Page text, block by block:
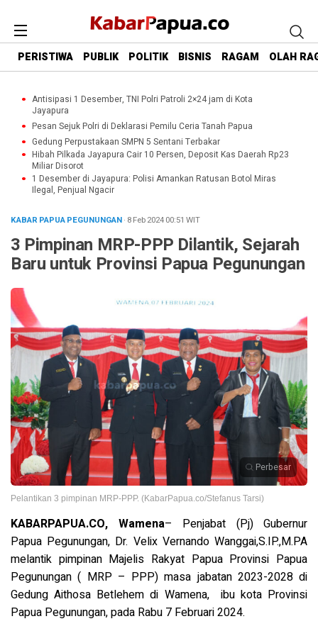
PERISTIWA PUBLIK POLITIK BISNIS RAGAM OLAH
Antisipasi 1 Desember, TNI Polri Patroli 2×24 jam di Kota
Jayapura
Pesan Sejuk Polri di Deklarasi Pemilu Ceria Tanah Papua
Gedung Perpustakaan SMPN 5 Sentani Terbakar
Hibah Pilkada Jayapura Cair 10 Persen, Deposit Kas Daerah Rp23
Miliar Disorot
1 Desember di Jayapura: Polisi Amankan Ratusan Botol Miras
Ilegal, Penjual Ngacir
KABAR PAPUA PEGUNUNGAN· 8 Feb 202400:51 WIT
3 Pimpinan MRP-PPP Dilantik, Sejarah
Baru untuk Provinsi Papua Pegunungan
Perbesar
Pelantikan 3 pimpinan MRP-PPP. (KabarPapua.co/Stefanus Tarsi)
KABARPAPUA.CO, Wamena– Penjabat (Pj) Gubernur
Papua Pegunungan, Dr. Velix Vernando Wanggai,S.IP.,M.PA
melantik pimpinan Majelis Rakyat Papua Provinsi Papua
Pegunungan ( MRP – PPP) masa jabatan 2023-2028 di
Gedung Aithosa Betlehem di Wamena, ibu kota Provinsi
Papua Pegunungan, pada Rabu 7 Februari 2024.